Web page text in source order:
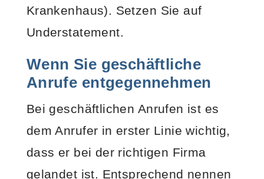
Krankenhaus). Setzen Sie auf
Understatement.
Wenn Sie geschäftliche
Anrufe entgegennehmen
Bei geschäftlichen Anrufen ist es
dem Anrufer in erster Linie wichtig,
dass er bei der richtigen Firma
gelandet ist. Entsprechend nennen